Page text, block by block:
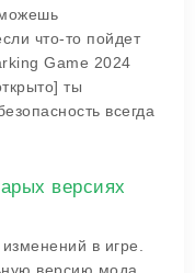
что-то пойдет
Game 2024
ты
всегда
версиях
в игре.